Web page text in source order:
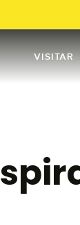
VISITAR